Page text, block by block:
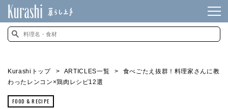
Kurashiトップ ARTICLES一覧
食べごたえ抜群！料理家さんに教
わったレンコン×鶏肉レシピ12選
FOOD & RECIPE